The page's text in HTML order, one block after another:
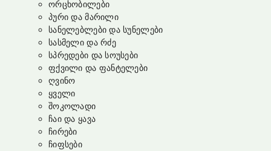
ორცხობილები
პური და მარილი
სანელებლები და სუნელები
სასმელი და რძე
სპრედები და სოუსები
ფქვილი და ფანტელები
ღვინო
ყველი
შოკოლადი
ჩაი და ყავა
ჩირები
ჩიფსები